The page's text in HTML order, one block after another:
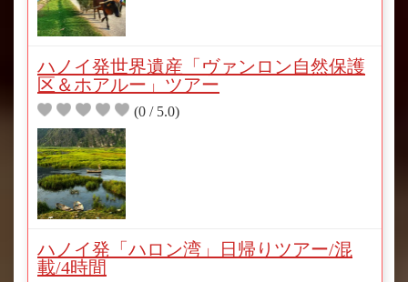
ハノイ発世界遺産「ヴァンロン自然保護
区＆ホアルー」ツアー
(0 / 5.0)
ハノイ発「ハロン湾」日帰りツアー/混
載/4時間